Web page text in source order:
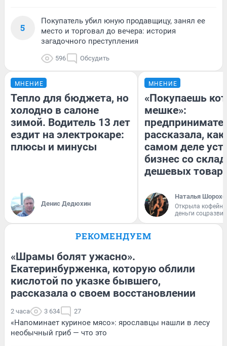
5
Покупатель убил юную продавщицу, занял ее
место и торговал до вечера: история
загадочного преступления
596 Обсудить
МНЕНИЕ
Тепло для бюджета, но
холодно в салоне
зимой. Водитель 13 лет
ездит на электрокаре:
плюсы и минусы
Денис Дедюхин
МНЕНИЕ
«Покупаешь
мешке»:
рассказала, как
самом деле
бизнес со
дешевых
Наталья
Открыла
деньги
РЕКОМЕНДУЕМ
«Шрамы болят ужасно».
Екатеринбурженка, которую облили
кислотой по указке бывшего,
рассказала о своем восстановлении
2 часа 3 634 27
«Напоминает куриное мясо»: ярославцы нашли в лесу
необычный гриб — что это